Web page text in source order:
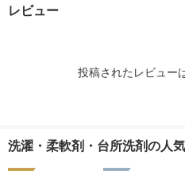
レビュー
投稿されたレビュー
洗濯・柔軟剤・台所洗剤の人